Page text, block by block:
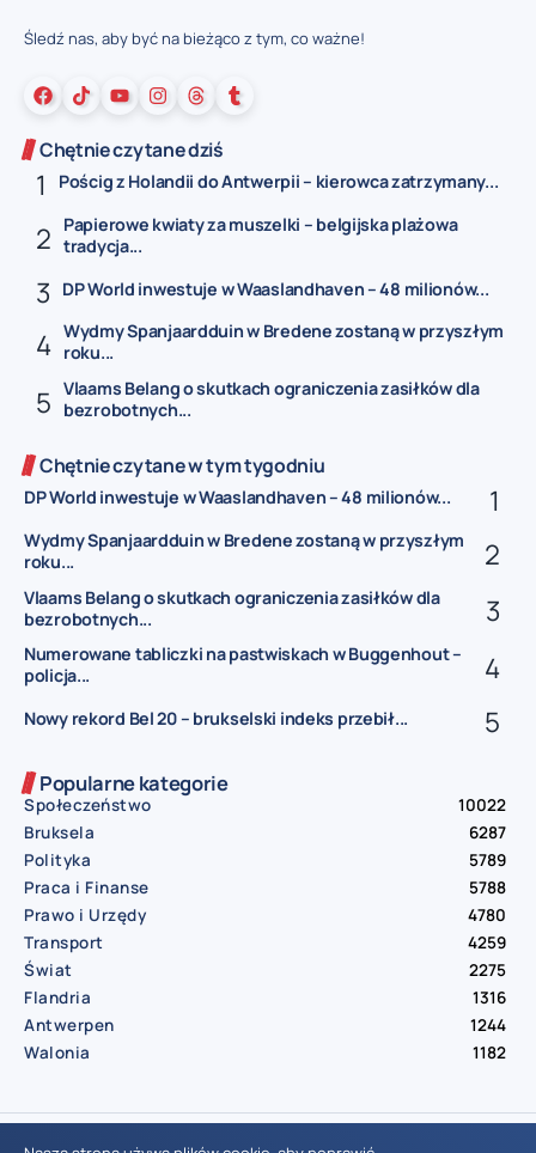
Śledź nas, aby być na bieżąco z tym, co ważne!
Chętnie czytane dziś
Pościg z Holandii do Antwerpii – kierowca zatrzymany...
Papierowe kwiaty za muszelki – belgijska plażowa
tradycja...
DP World inwestuje w Waaslandhaven – 48 milionów...
Wydmy Spanjaardduin w Bredene zostaną w przyszłym
roku...
Vlaams Belang o skutkach ograniczenia zasiłków dla
bezrobotnych...
Chętnie czytane w tym tygodniu
DP World inwestuje w Waaslandhaven – 48 milionów...
Wydmy Spanjaardduin w Bredene zostaną w przyszłym
roku...
Vlaams Belang o skutkach ograniczenia zasiłków dla
bezrobotnych...
Numerowane tabliczki na pastwiskach w Buggenhout –
policja...
Nowy rekord Bel 20 – brukselski indeks przebił...
Popularne kategorie
Społeczeństwo
10022
Bruksela
6287
Polityka
5789
Praca i Finanse
5788
Prawo i Urzędy
4780
Transport
4259
Świat
2275
Flandria
1316
Antwerpen
1244
Walonia
1182
© Aktualnosci.be – All Right Reserved 2016-2026